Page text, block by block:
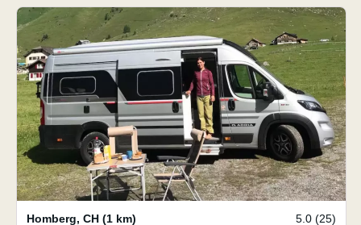
Homberg, CH (1 km) 5.0 (25)